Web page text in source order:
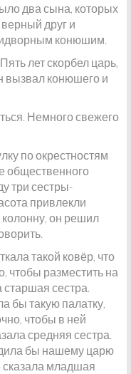
два сына, которых
друг и
конюшим.
лет скорбел царь,
вызвал конюшего и
Немного свежего
по окрестностям
общественного
три сестры-
привлекли
он решил
такой ковёр, что
чтобы разместить на
сестра.
бы такую палатку,
чтобы в ней
средняя сестра.
бы нашему царю
сказала младшая